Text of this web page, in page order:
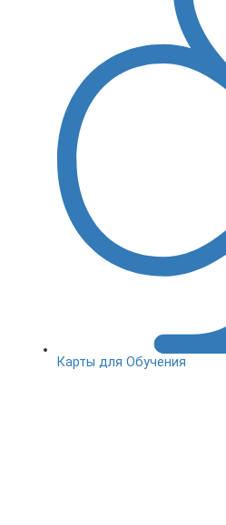
Карты для Обучения